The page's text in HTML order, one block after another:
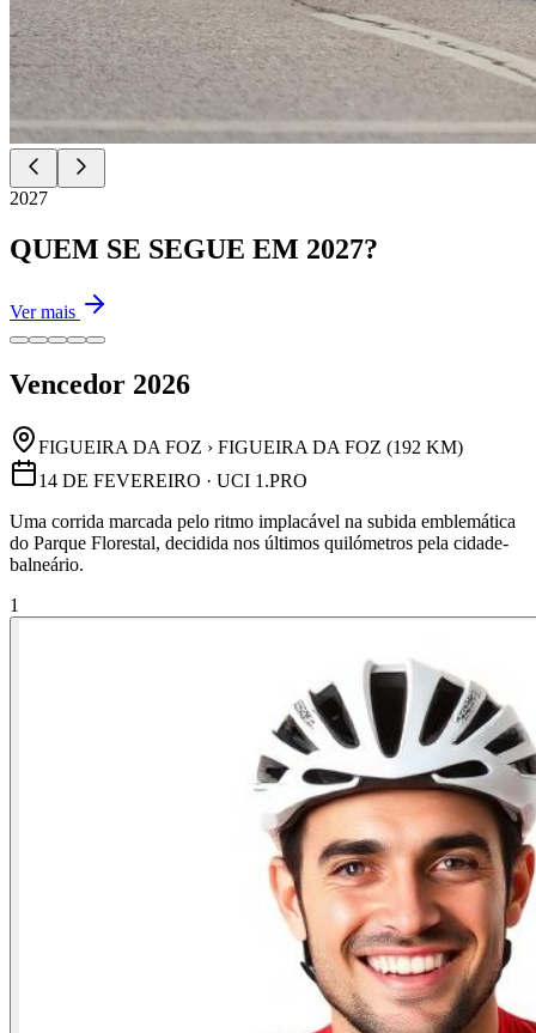
2027
QUEM SE SEGUE EM 2027?
Ver mais
Vencedor 2026
FIGUEIRA DA FOZ › FIGUEIRA DA FOZ (192 KM)
14 DE FEVEREIRO · UCI 1.PRO
Uma corrida marcada pelo ritmo implacável na subida emblemática
do Parque Florestal, decidida nos últimos quilómetros pela cidade-
balneário.
1